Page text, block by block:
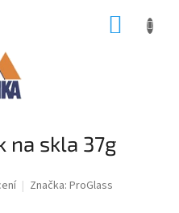
na skla 37g
Značka: ProGlass